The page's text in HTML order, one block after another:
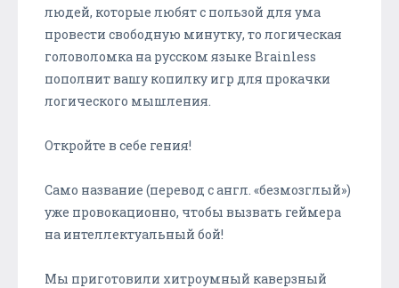
людей, которые любят с пользой для ума
провести свободную минутку, то логическая
головоломка на русском языке Brainless
пополнит вашу копилку игр для прокачки
логического мышления.
Откройте в себе гения!
Само название (перевод с англ. «безмозглый»)
уже провокационно, чтобы вызвать геймера
на интеллектуальный бой!
Мы приготовили хитроумный каверзный